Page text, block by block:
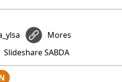
Mores
Slideshare SABDA